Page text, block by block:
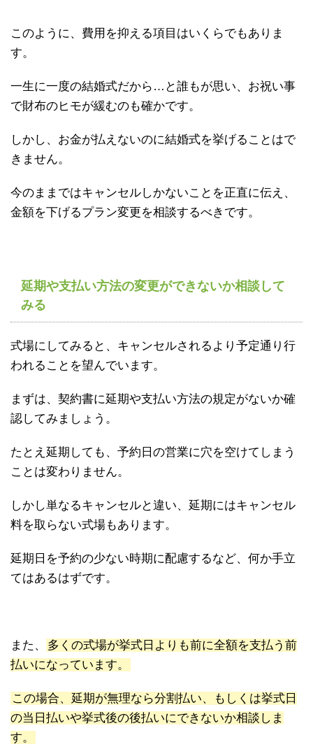
このように、費用を抑える項目はいくらでもありま
す。
一生に一度の結婚式だから…と誰もが思い、お祝い事
で財布のヒモが緩むのも確かです。
しかし、お金が払えないのに結婚式を挙げることはで
きません。
今のままではキャンセルしかないことを正直に伝え、
金額を下げるプラン変更を相談するべきです。
延期や支払い方法の変更ができないか相談して
みる
式場にしてみると、キャンセルされるより予定通り行
われることを望んでいます。
まずは、契約書に延期や支払い方法の規定がないか確
認してみましょう。
たとえ延期しても、予約日の営業に穴を空けてしまう
ことは変わりません。
しかし単なるキャンセルと違い、延期にはキャンセル
料を取らない式場もあります。
延期日を予約の少ない時期に配慮するなど、何か手立
てはあるはずです。
また、
多くの式場が挙式日よりも前に全額を支払う前
払いになっています。
この場合、延期が無理なら分割払い、もしくは挙式日
の当日払いや挙式後の後払いにできないか相談しま
す。